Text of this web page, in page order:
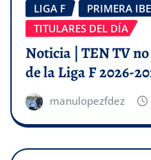
LIGA F
PRIMERA
TITULARES DEL DÍA
Noticia | TEN TV
de la Liga F 2026-
manulopezfdez